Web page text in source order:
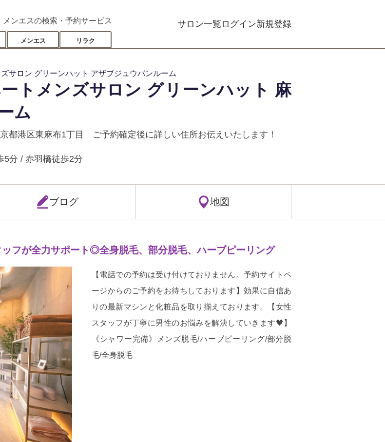
ンエスの検索・予約サービス
メンエス リラク
サロン一覧 ログイン新規登録
サロン グリーンハット アザブジュウバンルーム
トメンズサロン グリーンハット 麻
ム
都港区東麻布1丁目 ご予約確定後に詳しい住所お伝えいたします！
5分 / 赤羽橋徒歩2分
ブログ 地図
ッフが全力サポート◎全身脱毛、部分脱毛、ハーブピーリング
【電話での予約は受け付けておりません。予約サイトペ
ージからのご予約をお待ちしております】効果に自信あ
りの最新マシンと化粧品を取り揃えております。【女性
スタッフが丁寧に男性のお悩みを解決していきます🧡】
《シャワー完備》メンズ脱毛/ハーブピーリング/部分脱
毛/全身脱毛